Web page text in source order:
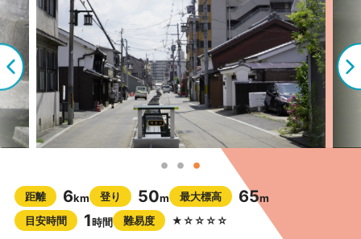
距離 6km 登り 50m 最大標高 65m
目安時間
1時間 難易度 ★☆☆☆☆